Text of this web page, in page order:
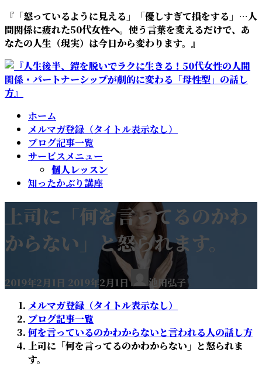
コ
ン
テ
ン
ツ
へ
ス
ナ
ビ
ゲ
ー
シ
ョ
ン
『「怒っているように見える」「優しすぎて損をする」…人
間関係に疲れた50代女性へ。使う言葉を変えるだけで、あ
なたの人生（現実）は今日から変わります。』
ホーム
メルマガ登録（タイトル表示なし）
ブログ記事一覧
サービスメニュー
個人レッスン
知ったかぶり講座
上司に「何を言ってるのかわ
からない」と怒られます。
2019年2月1日 終
更
新
日
時
2019年2月1日
池田弘子
メルマガ登録（タイトル表示なし）
ブログ記事一覧
何を言っているのかわからないと言われる人の話し方
上司に「何を言ってるのかわからない」と怒られま
す。